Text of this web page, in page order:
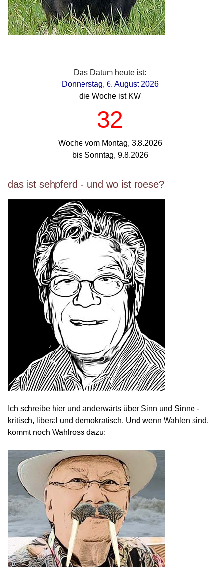
Das Datum heute ist:
Donnerstag, 6. August 2026
die Woche ist KW
32
Woche vom Montag, 3.8.2026
bis Sonntag, 9.8.2026
das ist sehpferd - und wo ist roese?
Ich schreibe hier und anderwärts über Sinn und Sinne -
kritisch, liberal und demokratisch. Und wenn Wahlen sind,
kommt noch Wahlross dazu: